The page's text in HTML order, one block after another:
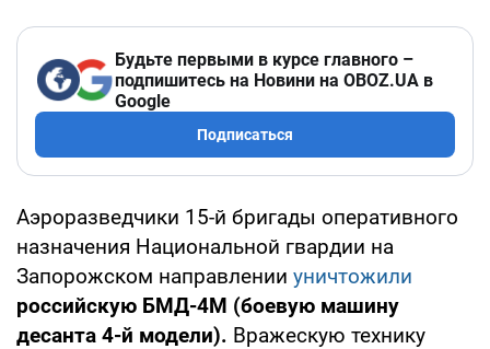
Будьте первыми в курсе главного –
подпишитесь на Новини на OBOZ.UA в
Google
Подписаться
Аэроразведчики 15-й бригады оперативного
назначения Национальной гвардии на
Запорожском направлении уничтожили
российскую БМД-4М (боевую машину
десанта 4-й модели). Вражескую технику